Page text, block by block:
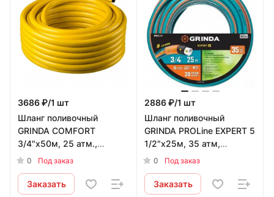
3686 ₽/1 шт
Шланг поливочный
GRINDA COMFORT
3/4"х50м, 25 атм.,
армированный, 3-х
0 Под заказ
Заказать
2886 ₽/1 шт
Шланг поливочный
GRINDA PROLine EXPERT 5
1/2"х25м, 35 атм,
армированный,
0 Под заказ
Заказать